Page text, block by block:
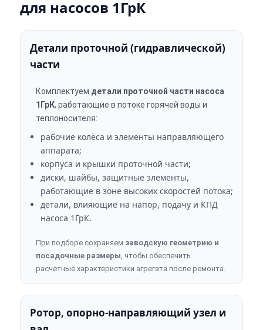
для насосов 1ГрК
Детали проточной (гидравлической)
части
Комплектуем детали проточной части насоса
1ГрК, работающие в потоке горячей воды и
теплоносителя:
рабочие колёса и элементы направляющего
аппарата;
корпуса и крышки проточной части;
диски, шайбы, защитные элементы,
работающие в зоне высоких скоростей потока;
детали, влияющие на напор, подачу и КПД
насоса 1ГрК.
При подборе сохраняем заводскую геометрию и
посадочные размеры, чтобы обеспечить
расчётные характеристики агрегата после ремонта.
Ротор, опорно-направляющий узел и